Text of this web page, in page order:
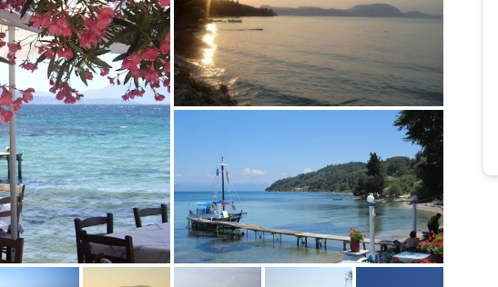
von Günther